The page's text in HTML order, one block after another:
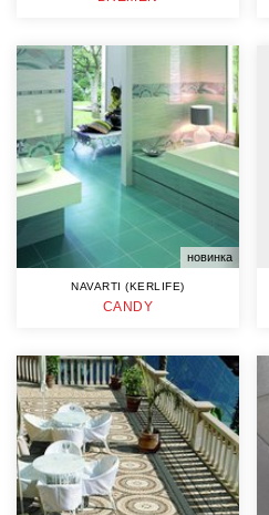
новинка
NAVARTI (KERLIFE)
CANDY